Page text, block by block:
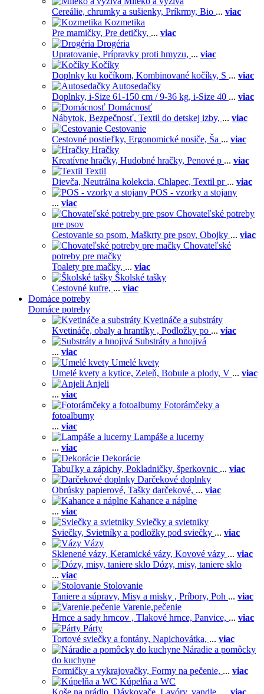
Cereálie, chrumky a sušienky, Príkrmy, Bio ... viac
Kozmetika
Pre mamičky, Pre detičky, ... viac
Drogéria
Upratovanie, Prípravky proti hmyzu, ... viac
Kočíky
Doplnky ku kočíkom, Kombinované kočíky, S ... viac
Autosedačky
Doplnky, i-Size 61-150 cm / 9-36 kg, i-Size 40 ... viac
Domácnosť
Nábytok, Bezpečnosť, Textil do detskej izby, ... viac
Cestovanie
Cestovné postieľky, Ergonomické nosiče, Ša ... viac
Hračky
Kreatívne hračky, Hudobné hračky, Penové p ... viac
Textil
Dievča, Neutrálna kolekcia, Chlapec, Textil pr ... viac
POS - vzorky a stojany
... viac
Chovateľské potreby
pre psov
Cestovanie so psom, Maškrty pre psov, Obojky ... viac
Chovateľské
potreby pre mačky
Toalety pre mačky, ... viac
Školské tašky
Cestovné kufre, ... viac
Domáce potreby
Domáce potreby
Kvetináče a substráty
Kvetináče, obaly a hrantíky , Podložky po ... viac
Substráty a hnojivá
... viac
Umelé kvety
Umelé kvety a kytice, Zeleň, Bobule a plody, V ... viac
Anjeli
... viac
Fotorámčeky a
fotoalbumy
... viac
Lampáše a lucerny
... viac
Dekorácie
Tabuľky a zápichy, Pokladničky, šperkovnic ... viac
Darčekové doplnky
Obrúsky papierové, Tašky darčekové, ... viac
Kahance a náplne
... viac
Sviečky a svietniky
Sviečky, Svietníky a podložky pod sviečky ... viac
Vázy
Sklenené vázy, Keramické vázy, Kovové vázy ... viac
Dózy, misy, taniere sklo
... viac
Stolovanie
Taniere a súpravy, Misy a misky , Príbory, Poh ... viac
Varenie,pečenie
Hrnce a sady hrncov , Tlakové hrnce, Panvice, ... viac
Párty
Tortové sviečky a fontány, Napichovátka, ... viac
Náradie a pomôcky
do kuchyne
Formičky a vykrajovačky, Formy na pečenie, ... viac
Kúpelňa a WC
Koše na prádlo, Dávkovače, Lavóry, vandle, ... viac